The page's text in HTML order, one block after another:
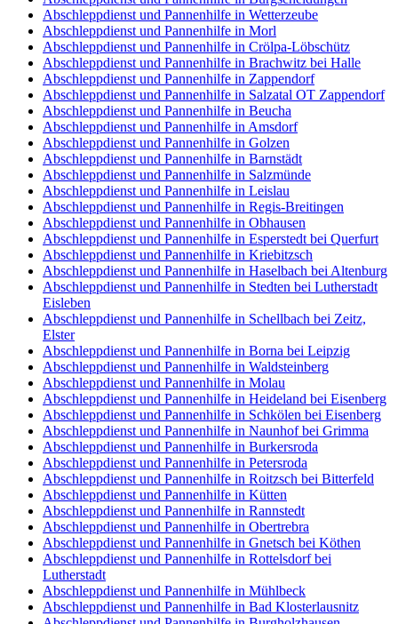
Abschleppdienst und Pannenhilfe in Wetterzeube
Abschleppdienst und Pannenhilfe in Morl
Abschleppdienst und Pannenhilfe in Crölpa-Löbschütz
Abschleppdienst und Pannenhilfe in Brachwitz bei Halle
Abschleppdienst und Pannenhilfe in Zappendorf
Abschleppdienst und Pannenhilfe in Salzatal OT Zappendorf
Abschleppdienst und Pannenhilfe in Beucha
Abschleppdienst und Pannenhilfe in Amsdorf
Abschleppdienst und Pannenhilfe in Golzen
Abschleppdienst und Pannenhilfe in Barnstädt
Abschleppdienst und Pannenhilfe in Salzmünde
Abschleppdienst und Pannenhilfe in Leislau
Abschleppdienst und Pannenhilfe in Regis-Breitingen
Abschleppdienst und Pannenhilfe in Obhausen
Abschleppdienst und Pannenhilfe in Esperstedt bei Querfurt
Abschleppdienst und Pannenhilfe in Kriebitzsch
Abschleppdienst und Pannenhilfe in Haselbach bei Altenburg
Abschleppdienst und Pannenhilfe in Stedten bei Lutherstadt
Eisleben
Abschleppdienst und Pannenhilfe in Schellbach bei Zeitz,
Elster
Abschleppdienst und Pannenhilfe in Borna bei Leipzig
Abschleppdienst und Pannenhilfe in Waldsteinberg
Abschleppdienst und Pannenhilfe in Molau
Abschleppdienst und Pannenhilfe in Heideland bei Eisenberg
Abschleppdienst und Pannenhilfe in Schkölen bei Eisenberg
Abschleppdienst und Pannenhilfe in Naunhof bei Grimma
Abschleppdienst und Pannenhilfe in Burkersroda
Abschleppdienst und Pannenhilfe in Petersroda
Abschleppdienst und Pannenhilfe in Roitzsch bei Bitterfeld
Abschleppdienst und Pannenhilfe in Kütten
Abschleppdienst und Pannenhilfe in Rannstedt
Abschleppdienst und Pannenhilfe in Obertrebra
Abschleppdienst und Pannenhilfe in Gnetsch bei Köthen
Abschleppdienst und Pannenhilfe in Rottelsdorf bei
Lutherstadt
Abschleppdienst und Pannenhilfe in Mühlbeck
Abschleppdienst und Pannenhilfe in Bad Klosterlausnitz